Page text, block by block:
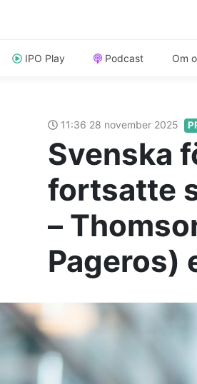
IPO Play Podcast Om
11:36 28 november 2025
Svenska
fortsatte
–
Pageros)